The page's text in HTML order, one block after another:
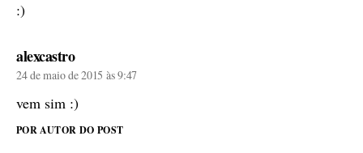
:)
alexcastrodiz:
24 de maio de 2015 às 9:47
vem sim :)
POR AUTOR DO POST